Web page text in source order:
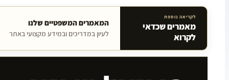
מאמרים קשורים באתר
לקריאה נוספת
מאמרים שכדאי
לקרוא
המאמרים המשפטיים שלנו
לעיון במדריכים ובמידע מקצועי באתר